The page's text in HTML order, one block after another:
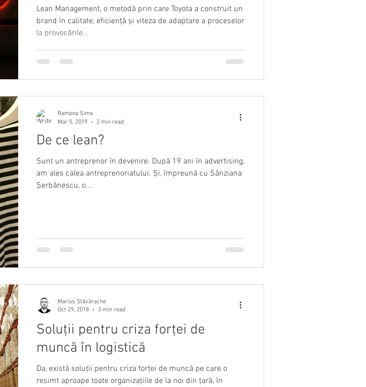
Lean Management, o metodă prin care Toyota a construit un
brand în calitate, eficiență și viteza de adaptare a proceselor
la provocările...
De ce lean?
Sunt un antreprenor în devenire. După 19 ani în advertising,
am ales calea antreprenoriatului. Și, împreună cu Sânziana
Șerbănescu, o...
Ramona Sima
Mar 5, 2019
2 min read
Soluții pentru criza forței de
muncă în logistică
Da, există soluții pentru criza forței de muncă pe care o
resimt aproape toate organizațiile de la noi din țară, în
Marius Stăvărache
Oct 29, 2018
3 min read